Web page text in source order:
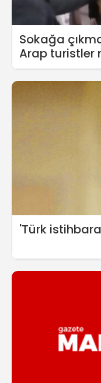
Sokağa
Arap turistler
'Türk